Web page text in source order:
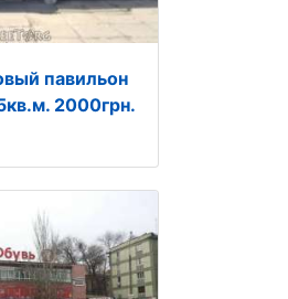
павильон
2000грн.